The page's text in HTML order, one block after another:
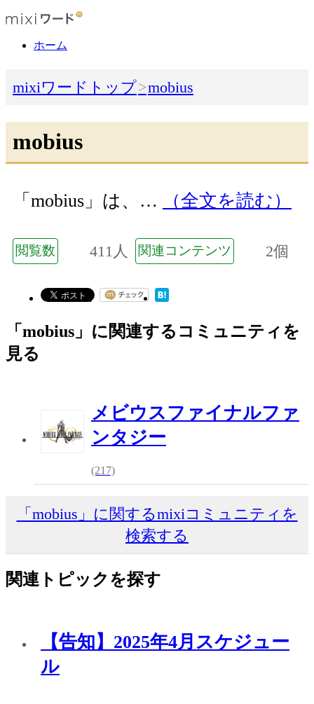
ホーム
mixiワードトップ mobius
mobius
「mobius」は、… （全文を読む）
閲覧数 411人 関連コンテンツ 2個
「mobius」に関連するコミュニティを
見る
メビウスファイナルファ
ンタジー
(217)
「mobius」に関するmixiコミュニティを
検索する
関連トピックを探す
【告知】2025年4月スケジュー
ル